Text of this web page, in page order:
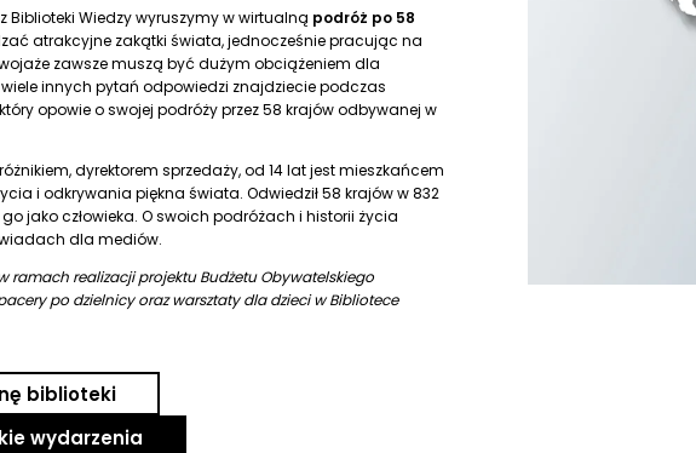
Biblioteki Wiedzy wyruszymy w wirtualną podróż po 58
atrakcyjne zakątki świata, jednocześnie pracując na
zawsze muszą być dużym obciążeniem dla
innych pytań odpowiedzi znajdziecie podczas
opowie o swojej podróży przez 58 krajów odbywanej w
dyrektorem sprzedaży, od 14 lat jest mieszkańcem
i odkrywania piękna świata. Odwiedził 58 krajów w 832
jako człowieka. O swoich podróżach i historii życia
dla mediów.
ramach realizacji projektu Budżetu Obywatelskiego
po dzielnicy oraz warsztaty dla dzieci w Bibliotece
biblioteki
wydarzenia